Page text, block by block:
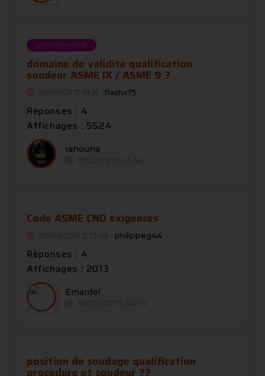
QUESTION POSÉE
domaine de validité qualification
soudeur ASME IX / ASME 9 ?
12/10/2011 17:18:21 - flashx75
Réponses : 4
Affichages : 5524
ranouna
17/12/2019 10:35:34
Code ASME CND exigences
30/06/2015 12:13:49 - philippeg44
Réponses : 4
Affichages : 2013
Emardel
15/03/2021 15:04:05
position de soudage qualification
procedure et soudeur ??